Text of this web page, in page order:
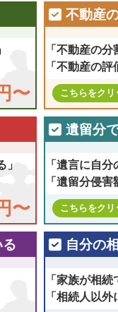
〜
不動産
「不動産の分
「不動産の評
こちらをクリ
」
〜
遺留分
「遺言に自
「遺留分侵
こちらをクリ
自分の
「家族が相
「相続人以